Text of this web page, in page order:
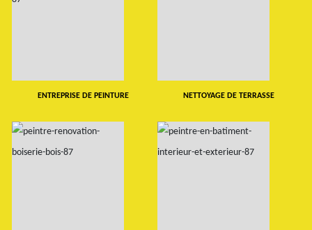
ENTREPRISE DE PEINTURE NETTOYAGE DE TERRASSE